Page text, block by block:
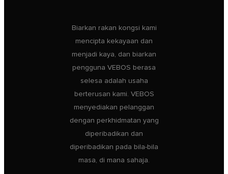
Biarkan rakan kongsi kami
mencipta kekayaan dan
menjadi kaya, dan biarkan
pengguna VEBOS berasa
selesa adalah usaha
berterusan kami. VEBOS
menyediakan pelanggan
dengan perkhidmatan yang
diperibadikan dan
diperibadikan pada bila-bila
masa, di mana sahaja.